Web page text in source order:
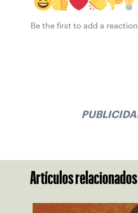
Be the first to add a reaction
Artículos relacionados